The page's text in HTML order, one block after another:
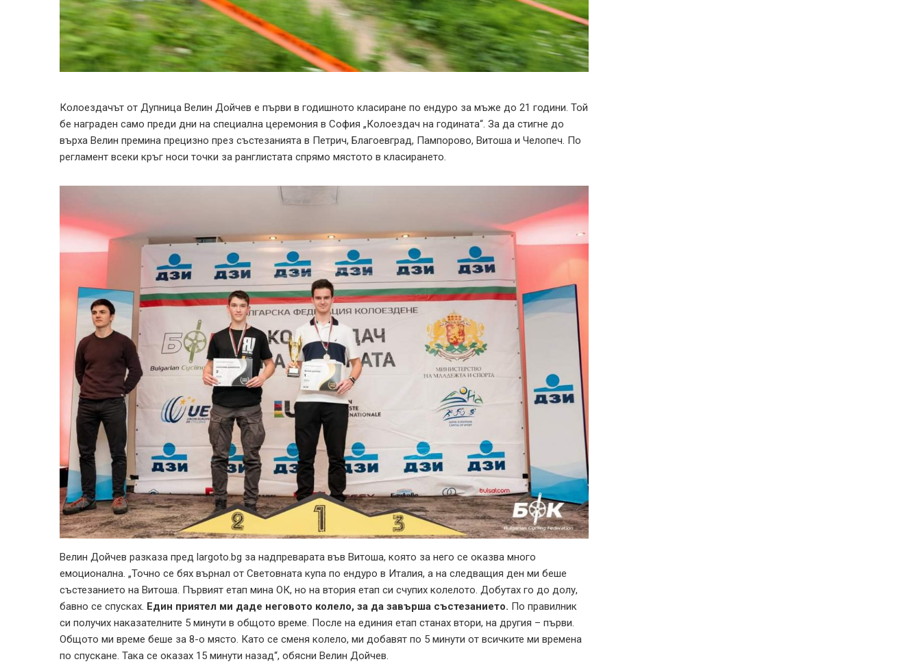
Колоездачът от Дупница Велин Дойчев е първи в годишното класиране по ендуро за мъже до 21 години. Той
бе награден само преди дни на специална церемония в София „Колоездач на годината“. За да стигне до
върха Велин премина прецизно през състезанията в Петрич, Благоевград, Пампорово, Витоша и Челопеч. По
регламент всеки кръг носи точки за ранглистата спрямо мястото в класирането.
Велин Дойчев разказа пред largoto.bg за надпреварата във Витоша, която за него се оказва много
емоционална. „Точно се бях върнал от Световната купа по ендуро в Италия, а на следващия ден ми беше
състезанието на Витоша. Първият етап мина ОК, но на втория етап си счупих колелото. Добутах го до долу,
бавно се спусках. Един приятел ми даде неговото колело, за да завърша състезанието. По правилник
си получих наказателните 5 минути в общото време. После на единия етап станах втори, на другия – първи.
Общото ми време беше за 8-о място. Като се сменя колело, ми добавят по 5 минути от всичките ми времена
по спускане. Така се оказах 15 минути назад“, обясни Велин Дойчев.